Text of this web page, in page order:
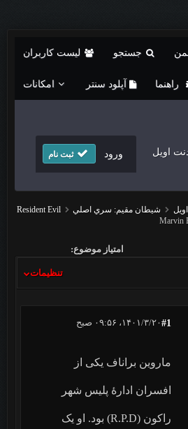
جستجو لیست کاربران
راهنما آپلود سنتر امکانات
ورود ثبت نام
شيطان مقيم: سري اصلي
Resident Evil
Marvin
امتیاز موضوع:
تنظیمات
#1۱۴۰۱/۳/۲۰، ۰۹:۵۶ صبح
ماروین براناف یکی از
افسران ادارهٔ پلیس شهر
راکون (R.P.D) بود. او یک